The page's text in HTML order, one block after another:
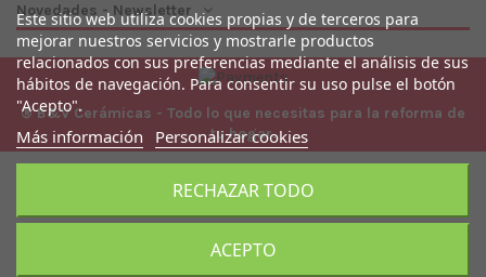
Este sitio web utiliza cookies propias y de terceros para
mejorar nuestros servicios y mostrarle productos
relacionados con sus preferencias mediante el análisis de sus
hábitos de navegación. Para consentir su uso pulse el botón
"Acepto".
Más información Personalizar cookies
RECHAZAR TODO
ACEPTO
Novedades - Newsletter
® B&V Cerámicas - Todo lo que necesitas para la reforma de
tu hogar.